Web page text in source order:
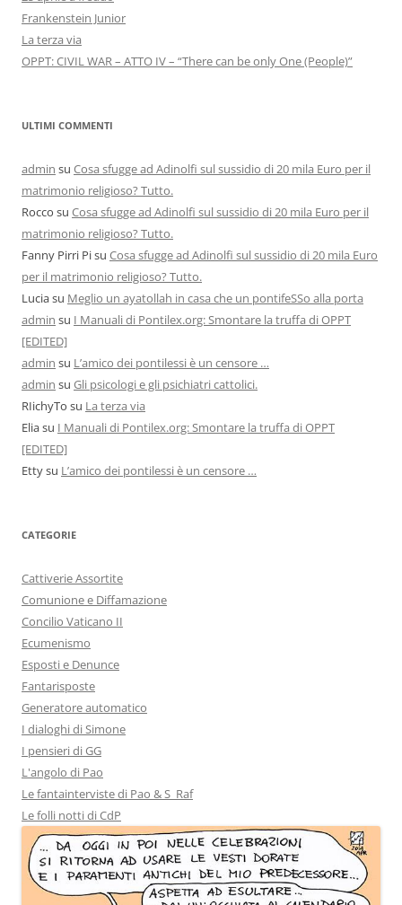
Frankenstein Junior
La terza via
OPPT: CIVIL WAR – ATTO IV – “There can be only One (People)”
ULTIMI COMMENTI
admin su Cosa sfugge ad Adinolfi sul sussidio di 20 mila Euro per il
matrimonio religioso? Tutto.
Rocco su Cosa sfugge ad Adinolfi sul sussidio di 20 mila Euro per il
matrimonio religioso? Tutto.
Fanny Pirri Pisu Cosa sfugge ad Adinolfi sul sussidio di 20 mila Euro
per il matrimonio religioso? Tutto.
Luciasu Meglio un ayatollah in casa che un pontifeSSo alla porta
admin su I Manuali di Pontilex.org: Smontare la truffa di OPPT
[EDITED]
admin su L’amico dei pontilessi è un censore …
admin su Gli psicologi e gli psichiatri cattolici.
RIichyTo su La terza via
Eliasu I Manuali di Pontilex.org: Smontare la truffa di OPPT
[EDITED]
Ettysu L’amico dei pontilessi è un censore …
CATEGORIE
Cattiverie Assortite
Comunione e Diffamazione
Concilio Vaticano II
Ecumenismo
Esposti e Denunce
Fantarisposte
Generatore automatico
I dialoghi di Simone
I pensieri di GG
L'angolo di Pao
Le fantainterviste di Pao & S_Raf
Le folli notti di CdP